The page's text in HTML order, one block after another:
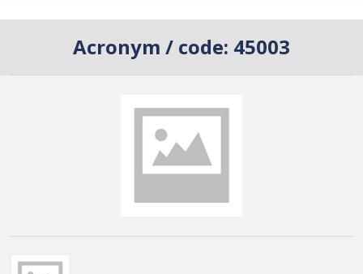
Acronym / code: 45003